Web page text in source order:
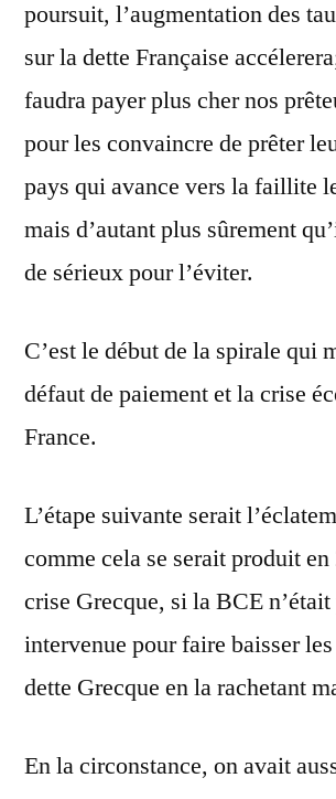
poursuit, l’augmentation des
sur la dette Française
faudra payer plus cher nos
pour les convaincre de prêter
pays qui avance vers la faillite
mais d’autant plus sûrement
de sérieux pour l’éviter.
C’est le début de la spirale qui
défaut de paiement et la crise
France.
L’étape suivante serait
comme cela se serait produit
crise Grecque, si la BCE n’était
intervenue pour faire baisser
dette Grecque en la rachetant
En la circonstance, on avait